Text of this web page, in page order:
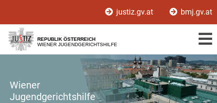
[1]
[2]
[3]
justiz.gv.at bmj.gv.at
REPUBLIK ÖSTERREICH
WIENER JUGENDGERICHTSHILFE
Wiener
Jugendgerichtshilfe